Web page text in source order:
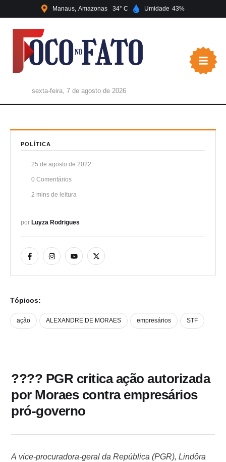
Manaus Amazonas 34 Umidade 43
sexta-feira, 7 de agosto de 2026
POLÍTICA
25 de agosto de 2022
0 Comentários
2 mins de leitura
por Luyza Rodrigues
Tópicos:
ação ALEXANDRE DE MORAES empresários STF
???? PGR critica ação autorizada
por Moraes contra empresários
pró-governo
A vice-procuradora-geral da República (PGR), Lindôra